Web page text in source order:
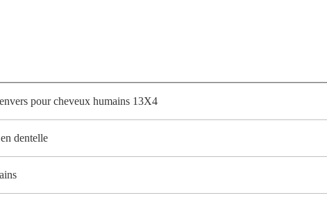
pour cheveux humains 13X4
dentelle